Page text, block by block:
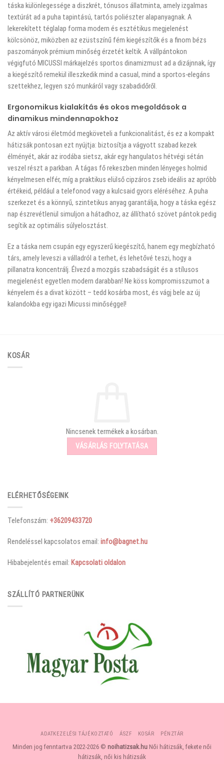
táska különlegessége a diszkrét, tónusos állatminta, amely izgalmas
textúrát ad a puha tapintású, tartós poliészter alapanyagnak. A
lekerekített téglalap forma modern és esztétikus megjelenést
kölcsönöz, miközben az ezüstszínű fém kiegészítők és a finom bézs
paszományok prémium minőség érzetét keltik. A vállpántokon
végigfutó MICUSSI márkajelzés sportos dinamizmust ad a dizájnnak, így
a kiegészítő remekül illeszkedik mind a casual, mind a sportos-elegáns
szettekhez, legyen szó munkáról vagy szabadidőről.
Ergonomikus kialakítás és okos megoldások a
dinamikus mindennapokhoz
Az aktív városi életmód megköveteli a funkcionalitást, és ez a kompakt
hátizsák pontosan ezt nyújtja: biztosítja a vágyott szabad kezek
élményét, akár az irodába sietsz, akár egy hangulatos hétvégi sétán
veszel részt a parkban. A tágas fő rekeszben minden lényeges holmid
kényelmesen elfér, míg a praktikus elülső cipzáros zseb ideális az apróbb
értékeid, például a telefonod vagy a kulcsaid gyors eléréséhez. A puha
szerkezet és a könnyű, szintetikus anyag garantálja, hogy a táska egész
nap észrevétlenül simuljon a hátadhoz, az állítható szövet pántok pedig
segítik az optimális súlyelosztást.
Ez a táska nem csupán egy egyszerű kiegészítő, hanem egy megbízható
társ, amely leveszi a válladról a terhet, és lehetővé teszi, hogy a
pillanatra koncentrálj. Élvezd a mozgás szabadságát és a stílusos
megjelenést egyetlen modern darabban! Ne köss kompromisszumot a
kényelem és a divat között – tedd kosárba most, és vágj bele az új
kalandokba egy igazi Micussi minőséggel!
KOSÁR
Nincsenek termékek a kosárban.
VÁSÁRLÁS FOLYTATÁSA
ELÉRHETŐSÉGEINK
Telefonszám: +36209433720
Rendeléssel kapcsolatos email: info@bagnet.hu
Hibabejelentés email: Kapcsolati oldalon
SZÁLLÍTÓ PARTNERÜNK
ADATKEZELÉSI TÁJÉKOZTATÓ ÁSZF KOSÁR PÉNZTÁR
Minden jog fenntartva 2022-2026 © noihatizsak.hu Női hátizsák, fekete női
hátizsák, női kis hátizsák